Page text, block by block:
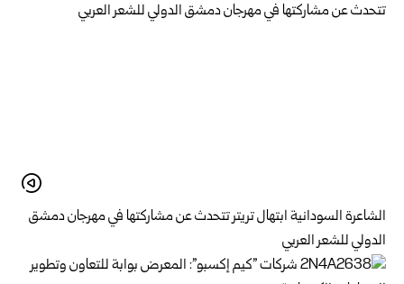
الشاعرة السودانية ابتهال تريتر تتحدث عن مشاركتها في مهرجان دمشق
الدولي للشعر العربي